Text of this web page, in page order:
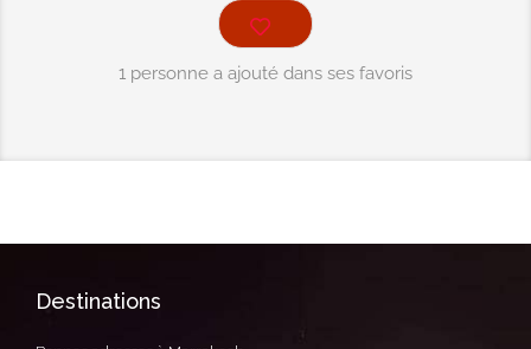
1 personne a ajouté dans ses favoris
Destinations